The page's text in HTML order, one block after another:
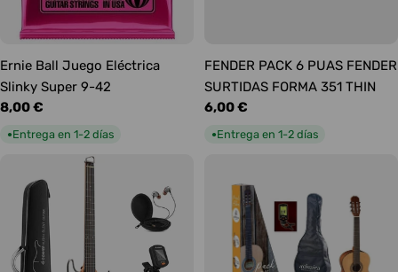
Ernie Ball Juego Eléctrica
Slinky Super 9-42
Precio
habitual
8,00 €
●Entrega en 1-2 días
FENDER PACK 6 PUAS FENDER
SURTIDAS FORMA 351 THIN
Precio
habitual
6,00 €
●Entrega en 1-2 días